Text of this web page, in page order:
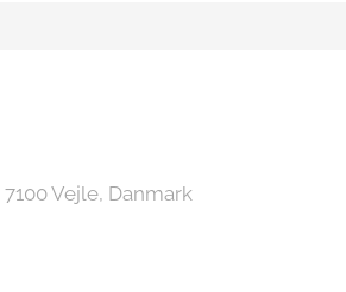
Vejle, Danmark